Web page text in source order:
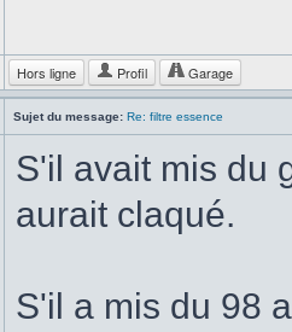
Hors ligne Profil Garage
Sujet du message: Re: filtre essence
S'il avait mis du
aurait claqué.
S'il a mis du 98